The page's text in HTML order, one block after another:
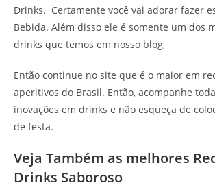
Drinks. Certamente você vai adorar fazer
Bebida. Além disso ele é somente um dos
drinks que temos em nosso blog,
Então continue no site que é o maior em
aperitivos do Brasil. Então, acompanhe
inovações em drinks e não esqueça de
de festa.
Veja Também as melhores
Drinks Saboroso